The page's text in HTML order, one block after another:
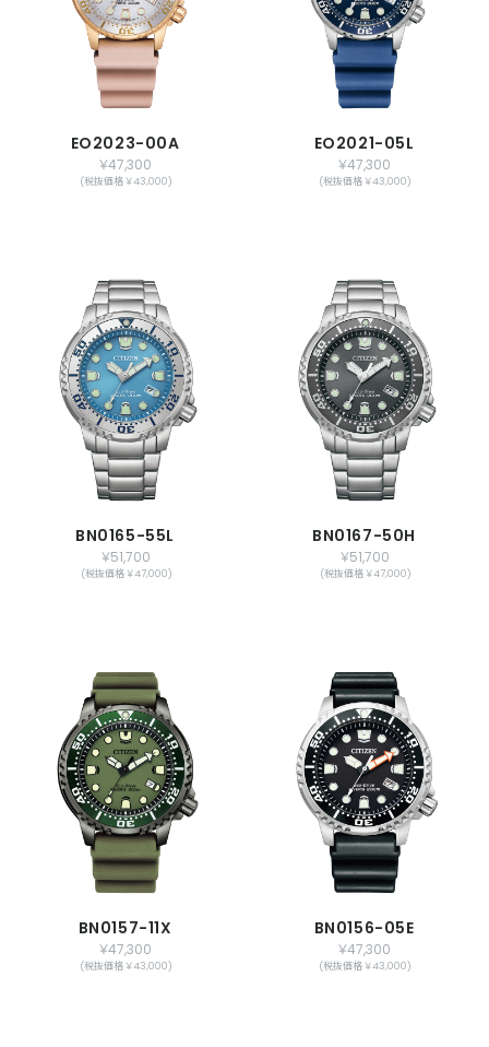
EO2023-00A
￥47,300
(税抜価格 ￥43,000)
EO2021-05L
￥47,300
(税抜価格 ￥43,000)
BN0165-55L
￥51,700
(税抜価格 ￥47,000)
BN0167-50H
￥51,700
(税抜価格 ￥47,000)
BN0157-11X
￥47,300
(税抜価格 ￥43,000)
BN0156-05E
￥47,300
(税抜価格 ￥43,000)